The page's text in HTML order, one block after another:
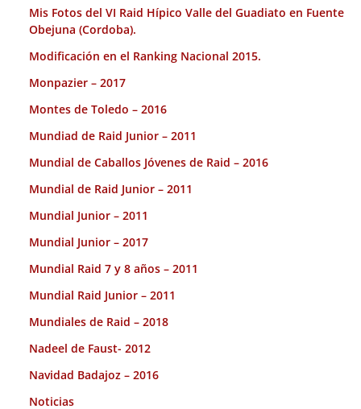
Mis Fotos del VI Raid Hípico Valle del Guadiato en Fuente
Obejuna (Cordoba).
Modificación en el Ranking Nacional 2015.
Monpazier – 2017
Montes de Toledo – 2016
Mundiad de Raid Junior – 2011
Mundial de Caballos Jóvenes de Raid – 2016
Mundial de Raid Junior – 2011
Mundial Junior – 2011
Mundial Junior – 2017
Mundial Raid 7 y 8 años – 2011
Mundial Raid Junior – 2011
Mundiales de Raid – 2018
Nadeel de Faust- 2012
Navidad Badajoz – 2016
Noticias